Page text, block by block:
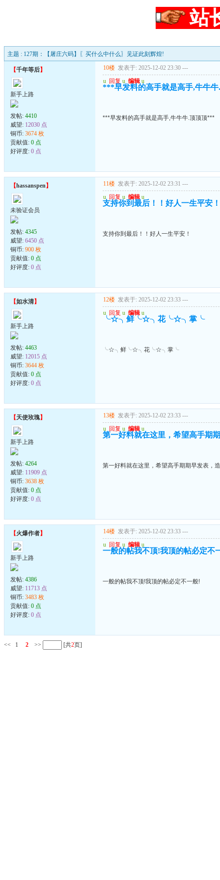
站
主题 : 127期：【屠庄六码】〖买什么中什么〗见证此刻辉煌!
【千年等后】
新手上路
发帖: 4410
威望: 12030 点
铜币: 3674 枚
贡献值: 0 点
好评度: 0 点
10楼 发表于: 2025-12-02 23:30 ---
u 回复 u 编辑 u
***早发料的高手就是高手,牛牛
***早发料的高手就是高手,牛牛牛.顶顶顶***
【hassanspen】
未验证会员
发帖: 4345
威望: 6450 点
铜币: 900 枚
贡献值: 0 点
好评度: 0 点
11楼 发表于: 2025-12-02 23:31 ---
u 回复 u 编辑 u
支持你到最后！！好人一生平安！
支持你到最后！！好人一生平安！
【如水清】
新手上路
发帖: 4463
威望: 12015 点
铜币: 3644 枚
贡献值: 0 点
好评度: 0 点
12楼 发表于: 2025-12-02 23:33 ---
u 回复 u 编辑 u
╰☆╮鲜╰☆╮花╰☆╮掌╰
╰☆╮鲜╰☆╮花╰☆╮掌╰
【天使玫瑰】
新手上路
发帖: 4264
威望: 11909 点
铜币: 3638 枚
贡献值: 0 点
好评度: 0 点
13楼 发表于: 2025-12-02 23:33 ---
u 回复 u 编辑 u
第一好料就在这里，希望高手期
第一好料就在这里，希望高手期期早发表，
【火爆作者】
新手上路
发帖: 4386
威望: 11713 点
铜币: 3483 枚
贡献值: 0 点
好评度: 0 点
14楼 发表于: 2025-12-02 23:33 ---
u 回复 u 编辑 u
一般的帖我不顶!我顶的帖必定不
一般的帖我不顶!我顶的帖必定不一般!
<< 1 2 >> [共2页]